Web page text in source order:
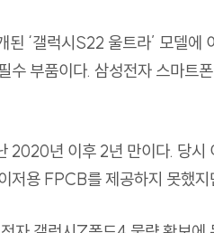
된 ‘갤럭시 S22 울트라’ 모델에
수 부품이다. 삼성전자 스마트
2020년 이후 2년 만이다. 당시
저용 FPCB를 제공하지 못했지